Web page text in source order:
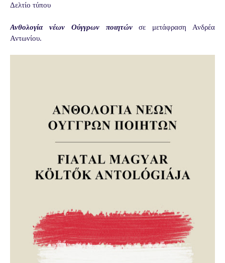
Δελτίο τύπου
Ανθολογία νέων Ούγγρων ποιητώνσε μετάφραση Ανδρέα
Αντωνίου.